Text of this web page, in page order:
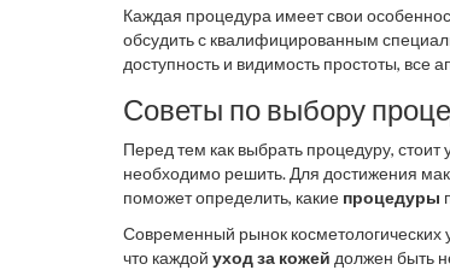
Каждая процедура имеет свои
обсудить с квалифицированным
доступность и видимость простоты,
восстанавливающие сыворотки, чтобы
Советы по выбору
Перед тем как выбрать процедуру,
необходимо решить. Для достижения
поможет определить, какие процедуры
соблюдения рекомендаций по
Современный рынок косметологических
что каждой уход за кожей должен быть